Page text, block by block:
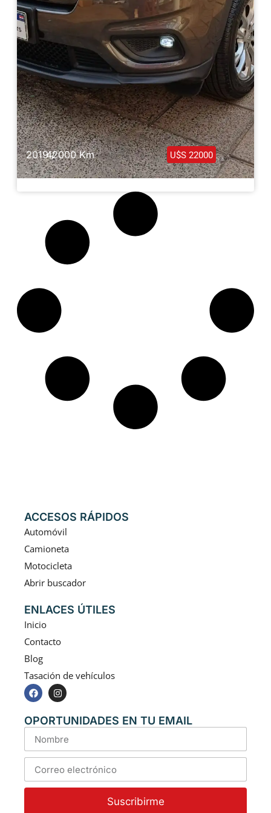
2019 /42000 Km U$S 22000
Jeep Cherokee Longitud 2019
ACCESOS RÁPIDOS
Automóvil
Camioneta
Motocicleta
Abrir buscador
ENLACES ÚTILES
Inicio
Contacto
Blog
Tasación de vehículos
OPORTUNIDADES EN TU EMAIL
Suscribirme